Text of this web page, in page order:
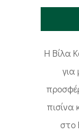
Η Βίλα
για
πισίνα
στο